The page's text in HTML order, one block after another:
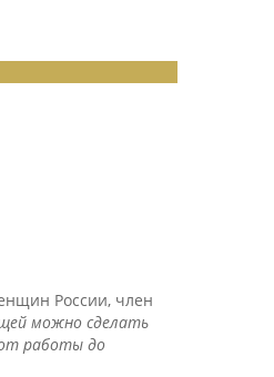
России, член
можно сделать
работы до